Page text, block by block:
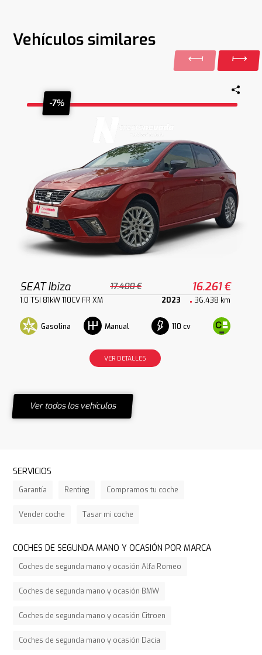
Vehículos similares
-7%
SEAT Ibiza 17.400 € 16.261 €
1.0 TSI 81kW 110CV FR XM 2023 36.438 km
Gasolina Manual 110 cv
VER DETALLES
Ver todos los vehículos
SERVICIOS
Garantía Renting Compramos tu coche
Vender coche Tasar mi coche
COCHES DE SEGUNDA MANO Y OCASIÓN POR MARCA
Coches de segunda mano y ocasión Alfa Romeo
Coches de segunda mano y ocasión BMW
Coches de segunda mano y ocasión Citroen
Coches de segunda mano y ocasión Dacia